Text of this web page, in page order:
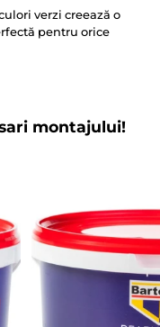
verzi creează o
pentru orice
montajului!